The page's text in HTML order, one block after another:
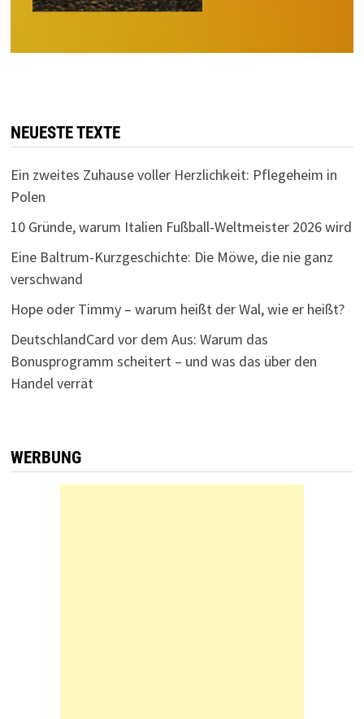
NEUESTE TEXTE
Ein zweites Zuhause voller Herzlichkeit: Pflegeheim in
Polen
10 Gründe, warum Italien Fußball-Weltmeister 2026 wird
Eine Baltrum-Kurzgeschichte: Die Möwe, die nie ganz
verschwand
Hope oder Timmy – warum heißt der Wal, wie er heißt?
DeutschlandCard vor dem Aus: Warum das
Bonusprogramm scheitert – und was das über den
Handel verrät
WERBUNG